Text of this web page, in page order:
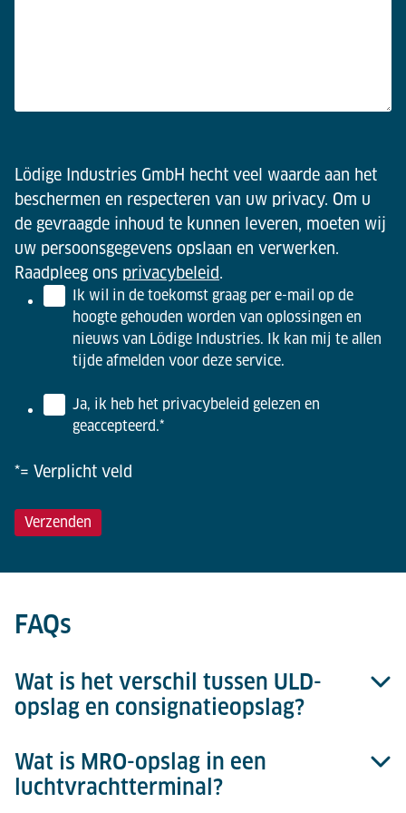
Lödige Industries GmbH hecht veel waarde aan het
beschermen en respecteren van uw privacy. Om u
de gevraagde inhoud te kunnen leveren, moeten wij
uw persoonsgegevens opslaan en verwerken.
Raadpleeg ons privacybeleid.
Ik wil in de toekomst graag per e-mail op de
hoogte gehouden worden van oplossingen en
nieuws van Lödige Industries. Ik kan mij te allen
tijde afmelden voor deze service.
Ja, ik heb het privacybeleid gelezen en
geaccepteerd.*
*= Verplicht veld
FAQs
Wat is het verschil tussen ULD-
opslag en consignatieopslag?
ULD-opslag behandelt luchtvrachtcontainers en
pallets. Consignatieopslag verwijst naar algemene
Wat is MRO-opslag in een
luchtvrachtterminal?